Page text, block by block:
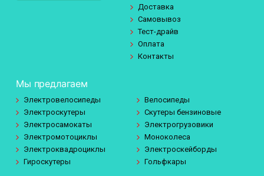
Доставка
Самовывоз
Тест-драйв
Оплата
Контакты
Мы предлагаем
Электровелосипеды
Велосипеды
Электроскутеры
Скутеры бензиновые
Электросамокаты
Электрогрузовики
Электромотоциклы
Моноколеса
Электроквадроциклы
Электроскейборды
Гироскутеры
Гольфкары